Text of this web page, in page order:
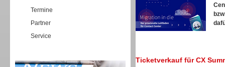
Termine
Partner
Service
Ticketverkauf für CX